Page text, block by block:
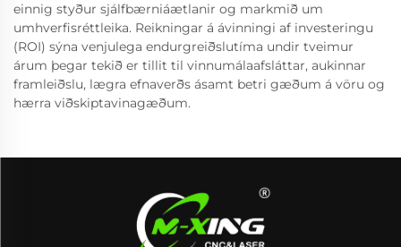
einnig styður sjálfbærniáætlanir og markmið um
umhverfisréttleika. Reikningar á ávinningi af investeringu
(ROI) sýna venjulega endurgreiðslutíma undir tveimur
árum þegar tekið er tillit til vinnumálaafsláttar, aukinnar
framleiðslu, lægra efnaverðs ásamt betri gæðum á vöru og
hærra viðskiptavinagæðum.